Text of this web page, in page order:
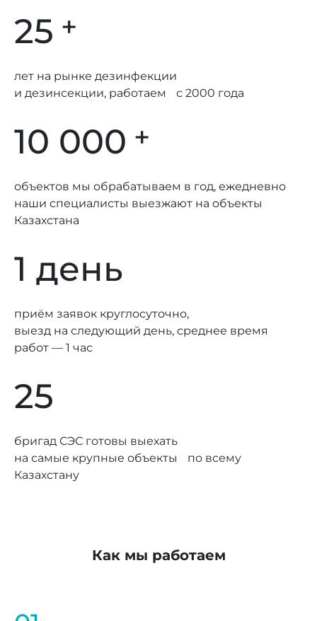
25 +
лет на рынке дезинфекции
и дезинсекции, работаем с 2000 года
10 000 +
объектов мы обрабатываем в год, ежедневно
наши специалисты выезжают на объекты
Казахстана
1 день
приём заявок круглосуточно,
выезд на следующий день, среднее время
работ — 1 час
25
бригад СЭС готовы выехать
на самые крупные объекты по всему
Казахстану
Как мы работаем